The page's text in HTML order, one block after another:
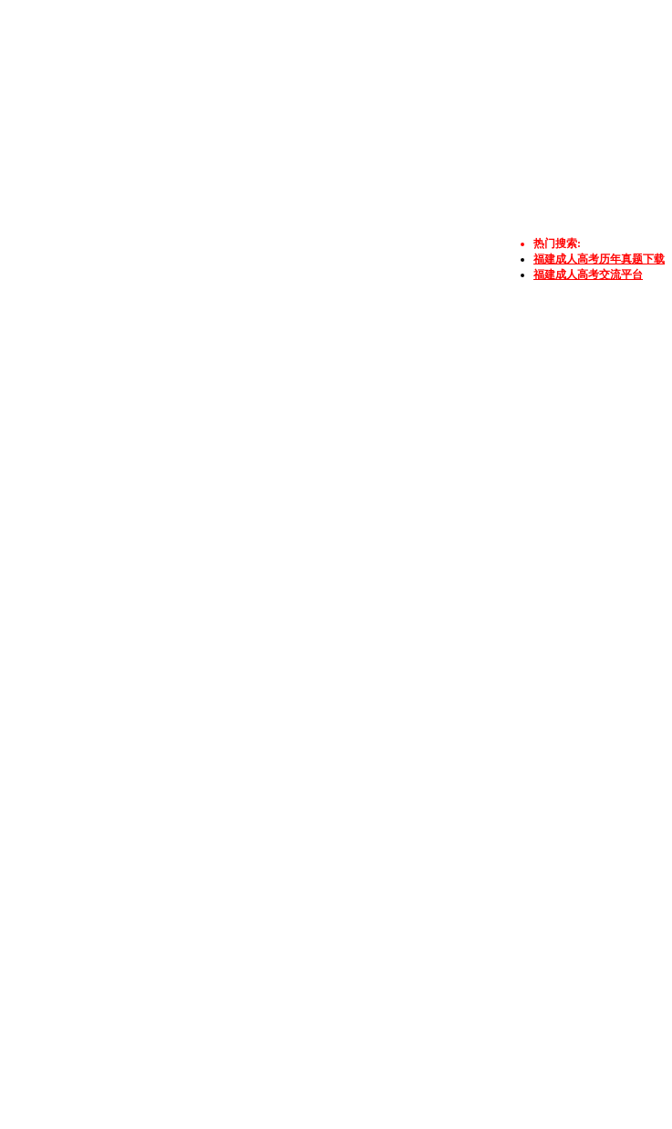
热门搜索:
福建成人高考历年真题下载
福建成人高考交流平台